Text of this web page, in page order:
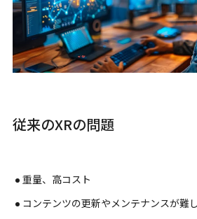
従来のXRの問題
重量、高コスト
コンテンツの更新やメンテナンスが難